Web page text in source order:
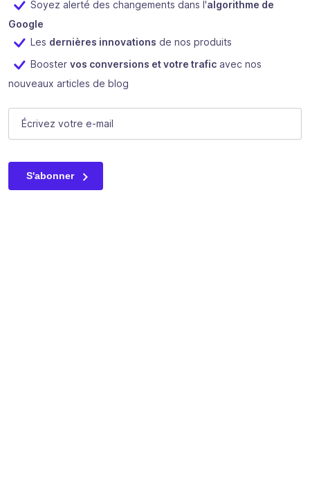
Soyez alerté des changements dans l'algorithme de
Google
Les dernières innovations de nos produits
Booster vos conversions et votre trafic avec nos
nouveaux articles de blog
Phone
Ce champ n’est utilisé qu’à des fins de validation et
E-mail (Nécessaire)
S'abonner